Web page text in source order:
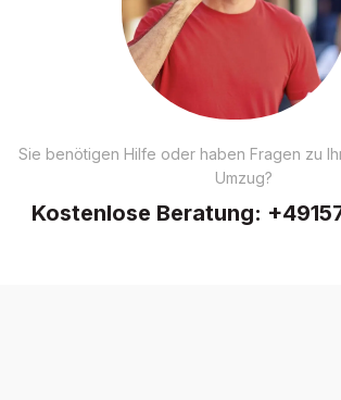
Sie benötigen Hilfe oder haben Fragen zu
Umzug?
Kostenlose Beratung: